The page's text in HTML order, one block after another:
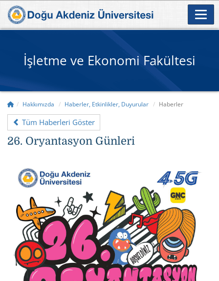
İşletme ve Ekonomi Fakültesi
Hakkımızda Haberler, Etkinlikler, Duyurular Haberler
Tüm Haberleri Göster
26. Oryantasyon Günleri